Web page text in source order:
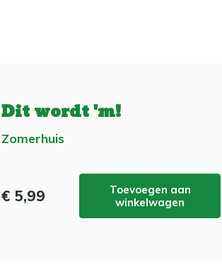
Dit wordt 'm!
Zomerhuis
€ 5,99
Toevoegen aan
winkelwagen